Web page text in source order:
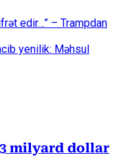
edir…” – Trampdan
yenilik: Məhsul
milyard dollar